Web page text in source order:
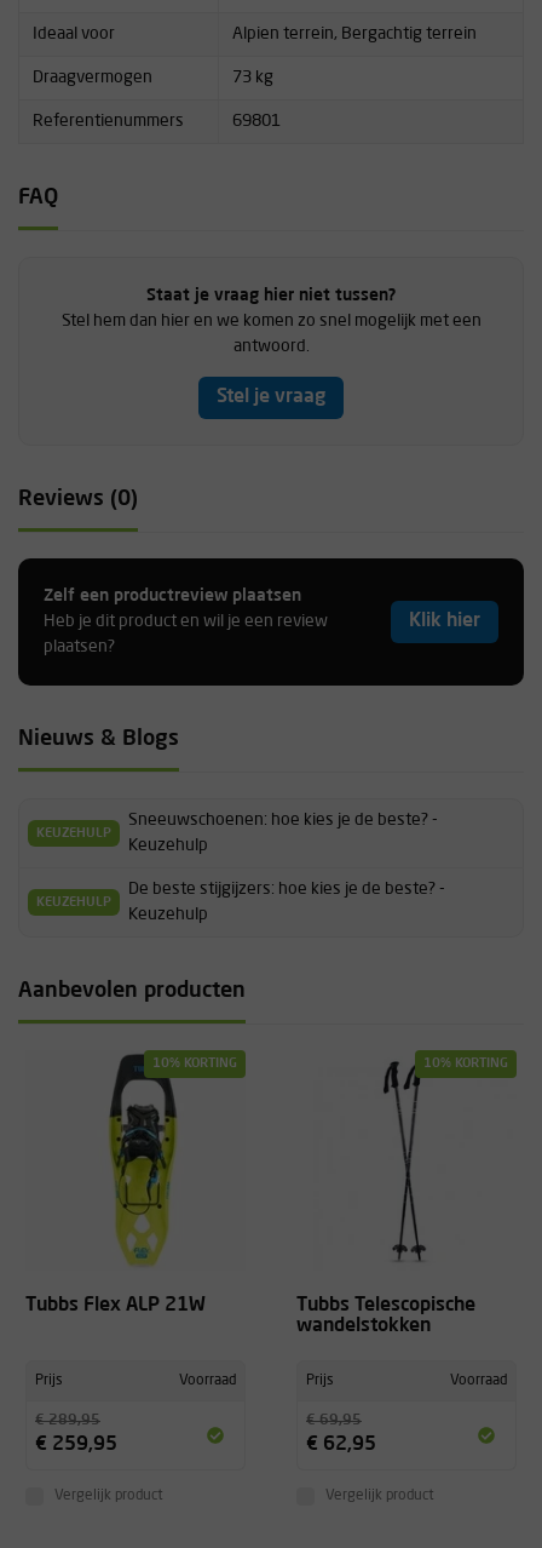
Ideaal voor Alpien terrein, Bergachtig terrein
Draagvermogen 73 kg
Referentienummers 69801
FAQ
Staat je vraag hier niet tussen?
Stel hem dan hier en we komen zo snel mogelijk met een
antwoord.
Stel je vraag
Reviews (0)
Zelf een productreview plaatsen
Heb je dit product en wil je een review
plaatsen?
Klik hier
Nieuws & Blogs
KEUZEHULP
Sneeuwschoenen: hoe kies je de beste? -
Keuzehulp
KEUZEHULP
De beste stijgijzers: hoe kies je de beste? -
Keuzehulp
Aanbevolen producten
10% KORTING
Tubbs Flex ALP 21W
Prijs Voorraad
€ 289,95
€ 259,95
Vergelijk product
10% KORTING
Tubbs Telescopische
wandelstokken
Prijs Voorraad
€ 69,95
€ 62,95
Vergelijk product